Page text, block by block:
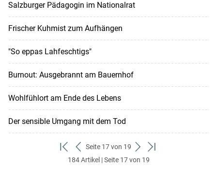
Salzburger Pädagogin im Nationalrat
Frischer Kuhmist zum Aufhängen
"So eppas Lahfeschtigs"
Burnout: Ausgebrannt am Bauernhof
Wohlfühlort am Ende des Lebens
Der sensible Umgang mit dem Tod
zum
ersten
zurück
zum
Seite 17 von 19
weiter
zum
zum
184 Artikel | Seite 17 von 19